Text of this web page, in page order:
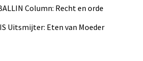
Column: Recht en orde
Uitsmijter: Eten van Moeder